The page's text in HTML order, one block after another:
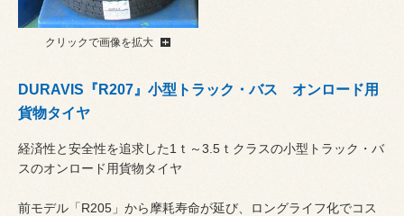
クリックで画像を拡大
DURAVIS『R207』小型トラック・バス オンロード用
貨物タイヤ
経済性と安全性を追求した1ｔ～3.5ｔクラスの小型トラック・バ
スのオンロード用貨物タイヤ
前モデル「R205」から摩耗寿命が延び、ロングライフ化でコス